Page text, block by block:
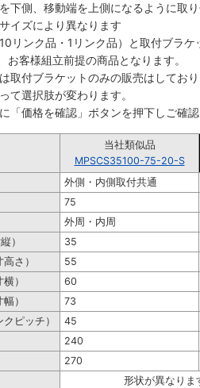
下側、移動端を上側になるように取
イズにより異なります
リンク品・1リンク品）と取付ブラ
客様組立前提の商品となります。
取付ブラケットのみの販売はしてお
て選択肢が変わります。
「価格を確認」ボタンを押下しご確
当社類似品
MPSCS35100-75-20-S
外側・内側取付共通
75
外周・内周
）
35
さ）
55
）
60
）
73
クピッチ）
45
240
270
形状が異なりま